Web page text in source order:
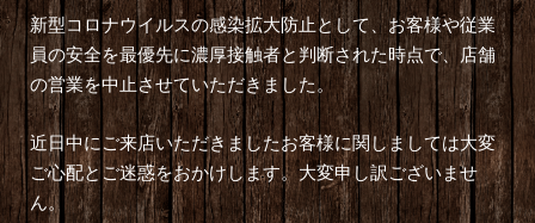
新型コロナウイルスの感染拡大防止として、お客様や従業
員の安全を最優先に濃厚接触者と判断された時点で、店舗
の営業を中止させていただきました。
近日中にご来店いただきましたお客様に関しましては大変
ご心配とご迷惑をおかけします。大変申し訳ございませ
ん。